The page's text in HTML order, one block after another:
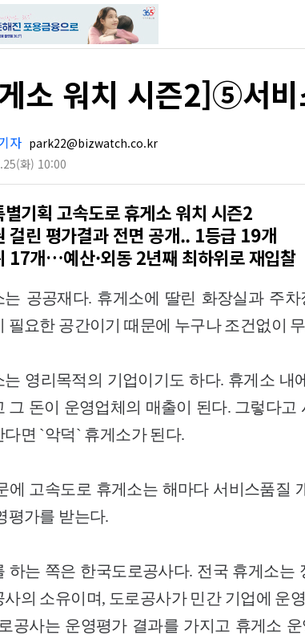
소 워치 시즌2]⑤서
자 park22@bizwatch.co.kr
(화) 10:00
별기획 고속도로 휴게소 워치 시즌2
걸린 평가결과 전면 공개.. 1등급 19개
17개…예산·외동 2년째 최하위로 재입찰
는 공공재다. 휴게소에 딸린 화장실과 주
필요한 공간이기 때문에 누구나 조건없이
는 영리목적의 기업이기도 하다. 휴게소 내
그 돈이 운영업체의 매출이 된다. 그렇다고
다면 `악덕` 휴게소가 된다.
에 고속도로 휴게소는 해마다 서비스품질
평가를 받는다.
하는 쪽은 한국도로공사다. 전국 휴게소는
사의 소유이며, 도로공사가 민간 기업에 운
공사는 운영평가 결과를 가지고 휴게소